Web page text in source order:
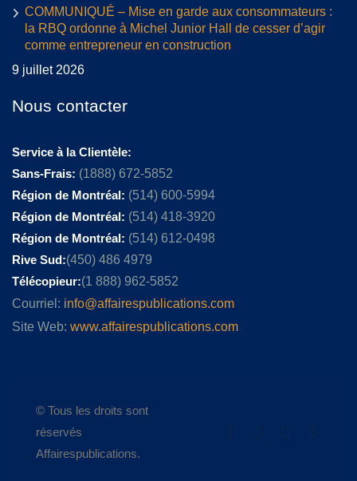
COMMUNIQUÉ – Mise en garde aux consommateurs :
la RBQ ordonne à Michel Junior Hall de cesser d’agir
comme entrepreneur en construction
9 juillet 2026
Nous contacter
Service à la Clientèle:
Sans-Frais: (1888) 672-5852
Région de Montréal: (514) 600-5994
Région de Montréal: (514) 418-3920
Région de Montréal: (514) 612-0498
Rive Sud:(450) 486 4979
Télécopieur:(1 888) 962-5852
Courriel: info@affairespublications.com
Site Web: www.affairespublications.com
© Tous les droits sont
réservés
Affairespublications.